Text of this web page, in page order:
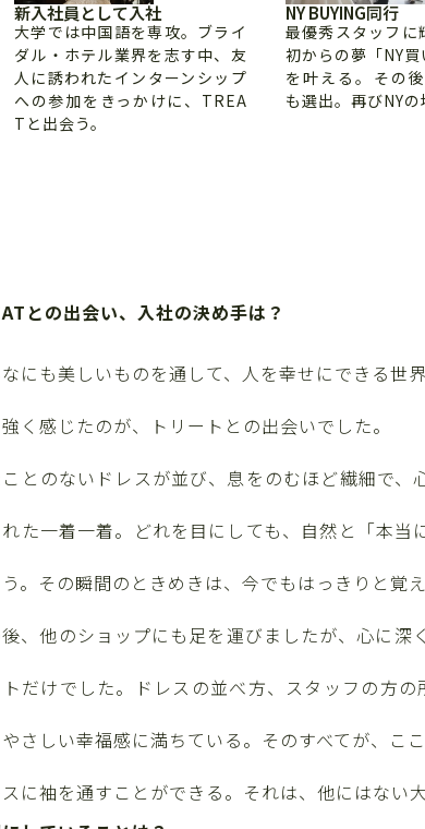
新入社員として入社
大学では中国語を専攻。ブライ
ダル・ホテル業界を志す中、友
人に誘われたインターンシップ
への参加をきっかけに、TREA
Tと出会う。
NY BUYING同行
最優秀スタッフに
初からの夢「NY買
を叶える。その
も選出。再びNYの
との出会い、入社の決め手は？
にも美しいものを通して、人を幸せにできる世界
く感じたのが、トリートとの出会いでした。
とのないドレスが並び、息をのむほど繊細で、
た一着一着。どれを目にしても、自然と「本当
う。その瞬間のときめきは、今でもはっきりと覚え
、他のショップにも足を運びましたが、心に深
トだけでした。ドレスの並べ方、スタッフの方
やさしい幸福感に満ちている。そのすべてが、
スに袖を通すことができる。それは、他にはな